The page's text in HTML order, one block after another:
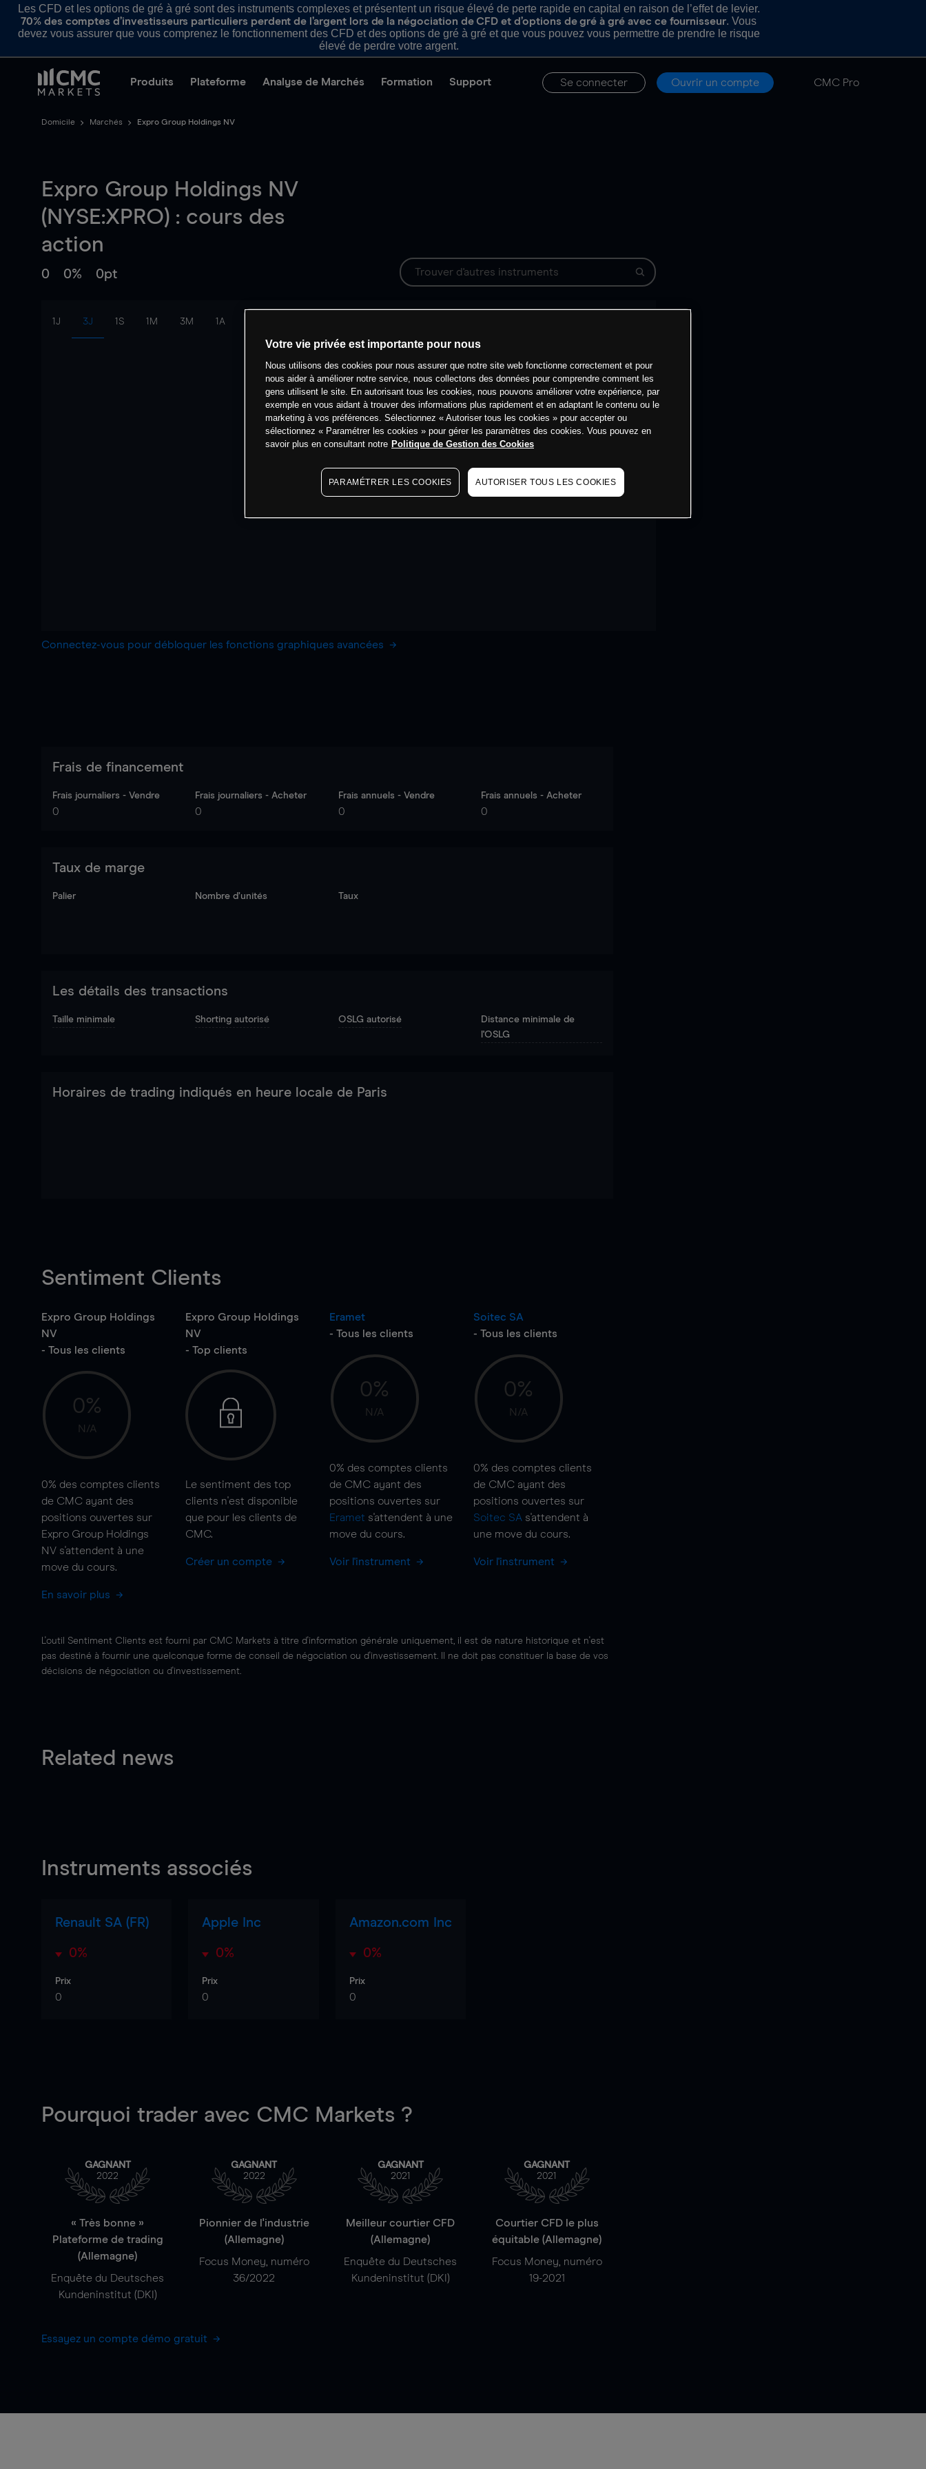
Les CFD et les options de gré à gré sont des instruments complexes et présentent un risque élevé de perte rapide en capital en raison de l’effet de levier.
70% des comptes d’investisseurs particuliers perdent de l’argent lors de la négociation de CFD et d’options de gré à gré avec ce fournisseur. Vous
devez vous assurer que vous comprenez le fonctionnement des CFD et des options de gré à gré et que vous pouvez vous permettre de prendre le risque
élevé de perdre votre argent.
Produits Plateforme Analyse de Marchés Formation Support Se connecter Ouvrir un compte CMC Pro
Domicile Marchés Expro Group Holdings NV
Expro Group Holdings NV
(NYSE:XPRO) : cours des
action
0 0% 0pt
1J 3J 1S 1M 3M 1A
Connectez-vous pour débloquer les fonctions graphiques avancées
Frais de financement
Frais journaliers - Vendre
0
Frais journaliers - Acheter
0
Frais annuels - Vendre
0
Frais annuels - Acheter
0
Taux de marge
Palier Nombre d’unités Taux
Les détails des transactions
Taille minimale Shorting autorisé OSLG autorisé
Distance minimale de
l'OSLG
Horaires de trading indiqués en heure locale de Paris
Sentiment Clients
Expro Group Holdings
NV
- Tous les clients
0%
N/A
0% des comptes clients
de CMC ayant des
positions ouvertes sur
Expro Group Holdings
NV s'attendent à une
move du cours.
En savoir plus
Expro Group Holdings
NV
- Top clients
Le sentiment des top
clients n'est disponible
que pour les clients de
CMC.
Créer un compte
Eramet
- Tous les clients
0%
N/A
0% des comptes clients
de CMC ayant des
positions ouvertes sur
Eramet s'attendent à une
move du cours.
Voir l'instrument
Soitec SA
- Tous les clients
0%
N/A
0% des comptes clients
de CMC ayant des
positions ouvertes sur
Soitec SA s'attendent à
une move du cours.
Voir l'instrument
L'outil Sentiment Clients est fourni par CMC Markets à titre d'information générale uniquement, il est de nature historique et n'est
pas destiné à fournir une quelconque forme de conseil de négociation ou d'investissement. Il ne doit pas constituer la base de vos
décisions de négociation ou d'investissement.
Related news
Instruments associés
Renault SA (FR)
0%
Prix
0
Apple Inc
0%
Prix
0
Amazon.com Inc
0%
Prix
0
Pourquoi trader avec CMC Markets ?
GAGNANT
2022
« Très bonne »
Plateforme de trading
(Allemagne)
Enquête du Deutsches
Kundeninstitut (DKI)
GAGNANT
2022
Pionnier de l'industrie
(Allemagne)
Focus Money, numéro
36/2022
GAGNANT
2021
Meilleur courtier CFD
(Allemagne)
Enquête du Deutsches
Kundeninstitut (DKI)
GAGNANT
2021
Courtier CFD le plus
équitable (Allemagne)
Focus Money, numéro
19-2021
Essayez un compte démo gratuit
Votre vie privée est importante pour nous
Nous utilisons des cookies pour nous assurer que notre site web fonctionne correctement et pour
nous aider à améliorer notre service, nous collectons des données pour comprendre comment les
gens utilisent le site. En autorisant tous les cookies, nous pouvons améliorer votre expérience, par
exemple en vous aidant à trouver des informations plus rapidement et en adaptant le contenu ou le
marketing à vos préférences. Sélectionnez « Autoriser tous les cookies » pour accepter ou
sélectionnez « Paramétrer les cookies » pour gérer les paramètres des cookies. Vous pouvez en
savoir plus en consultant notre Politique de Gestion des Cookies
PARAMÉTRER LES COOKIES AUTORISER TOUS LES COOKIES